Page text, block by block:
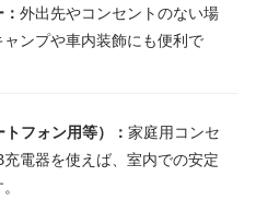
外出先やコンセントのない場
ンプや車内装飾にも便利で
フォン用等）： 家庭用コンセ
電器を使えば、室内での安定